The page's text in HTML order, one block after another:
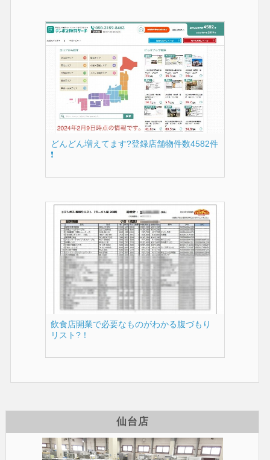
どんどん増えてます?登録店舗物件数4582件
❗️
飲食店開業で必要なものがわかる腹づもり
リスト?！
仙台店